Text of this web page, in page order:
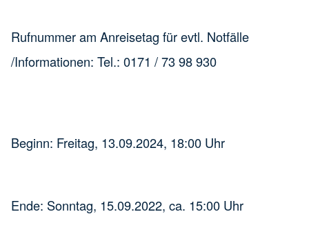
Rufnummer am Anreisetag für evtl. Notfälle
/Informationen: Tel.: 0171 / 73 98 930
Beginn: Freitag, 13.09.2024, 18:00 Uhr
Ende: Sonntag, 15.09.2022, ca. 15:00 Uhr